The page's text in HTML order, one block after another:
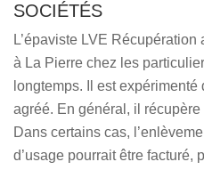
SOCIÉTÉS
L’épaviste LVE Récupération
à La Pierre chez les
longtemps. Il est
agréé. En général, il
Dans certains cas,
d’usage pourrait être facturé,